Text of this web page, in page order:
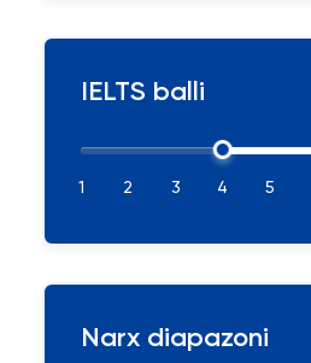
IELTS balli
1 2 3 4 5
Narx diapazoni